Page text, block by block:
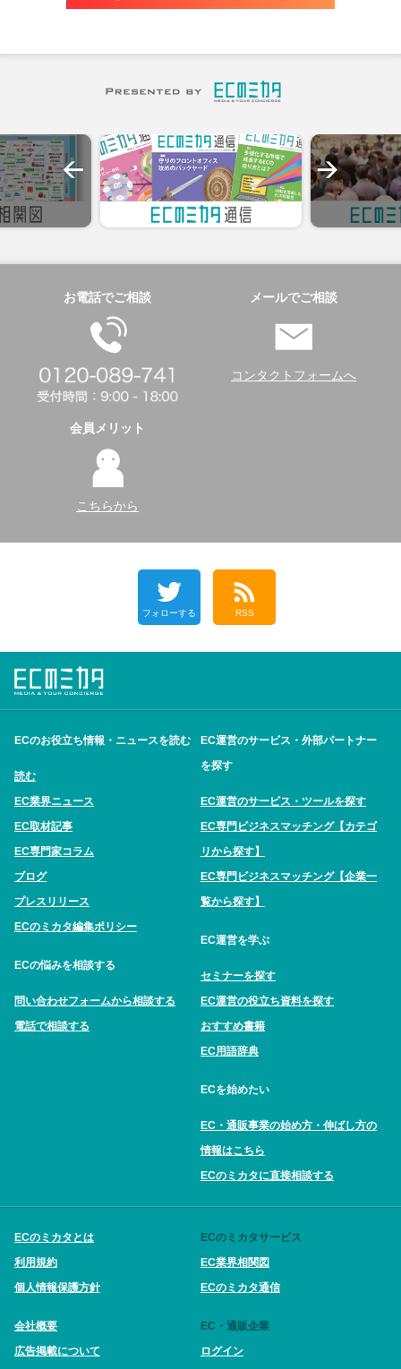
お電話でご相談 メールでご相談
コンタクトフォームへ
会員メリット
こちらから
フォローする RSS
ECのお役立ち情報・ニュースを読む
読む
EC業界ニュース
EC取材記事
EC専門家コラム
ブログ
プレスリリース
ECのミカタ編集ポリシー
ECの悩みを相談する
問い合わせフォームから相談する
電話で相談する
EC運営のサービス・外部パートナー
を探す
EC運営のサービス・ツールを探す
EC専門ビジネスマッチング【カテゴ
リから探す】
EC専門ビジネスマッチング【企業一
覧から探す】
EC運営を学ぶ
セミナーを探す
EC運営の役立ち資料を探す
おすすめ書籍
EC用語辞典
ECを始めたい
EC・通販事業の始め方・伸ばし方の
情報はこちら
ECのミカタに直接相談する
ECのミカタとは
利用規約
個人情報保護方針
会社概要
広告掲載について
ECのミカタサービス
EC業界相関図
ECのミカタ通信
EC・通販企業
ログイン